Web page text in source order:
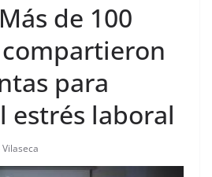
de 100
para
estrés laboral